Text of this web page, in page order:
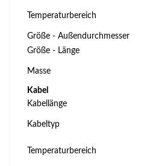
Temperaturbereich
Größe - Außendurchmesser
Größe - Länge
Masse
Kabel
Kabellänge
Kabeltyp
Temperaturbereich